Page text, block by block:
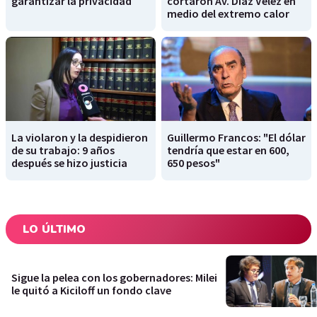
medio del extremo calor
La violaron y la despidieron
de su trabajo: 9 años
después se hizo justicia
Guillermo Francos: "El dólar
tendría que estar en 600,
650 pesos"
LO ÚLTIMO
Sigue la pelea con los gobernadores: Milei
le quitó a Kiciloff un fondo clave